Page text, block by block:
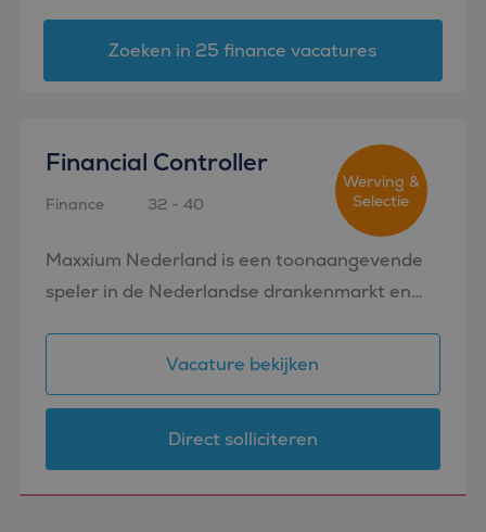
Zoeken in 25 finance vacatures
Financial Controller
Finance
32 - 40
Werving &
Selectie
Maxxium Nederland is een toonaangevende
speler in de Nederlandse drankenmarkt en
van een indrukwekkend portfolio
merken...
Vacature bekijken
Direct solliciteren